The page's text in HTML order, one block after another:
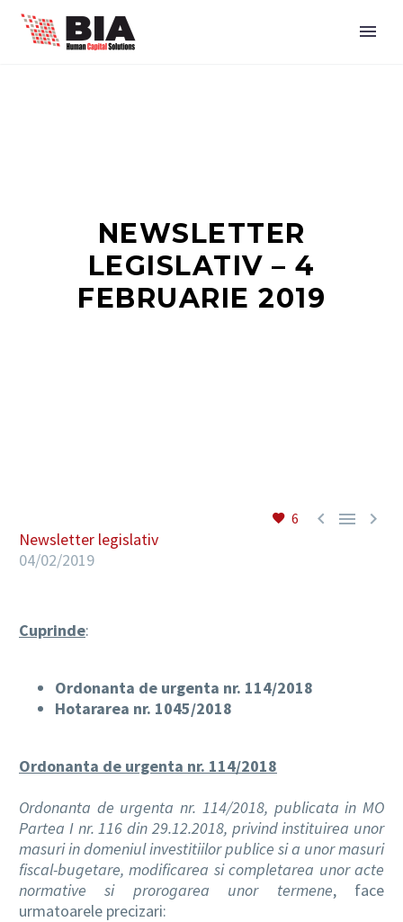
NEWSLETTER
LEGISLATIV – 4
FEBRUARIE 2019
6   
Newsletter legislativ
04/02/2019
Cuprinde:
Ordonanta de urgenta nr. 114/2018
Hotararea nr. 1045/2018
Ordonanta de urgenta nr. 114/2018
Ordonanta de urgenta nr. 114/2018, publicata in MO
Partea I nr. 116 din 29.12.2018, privind instituirea unor
masuri in domeniul investitiilor publice si a unor masuri
fiscal-bugetare, modificarea si completarea unor acte
normative si prorogarea unor termene, face
urmatoarele precizari: